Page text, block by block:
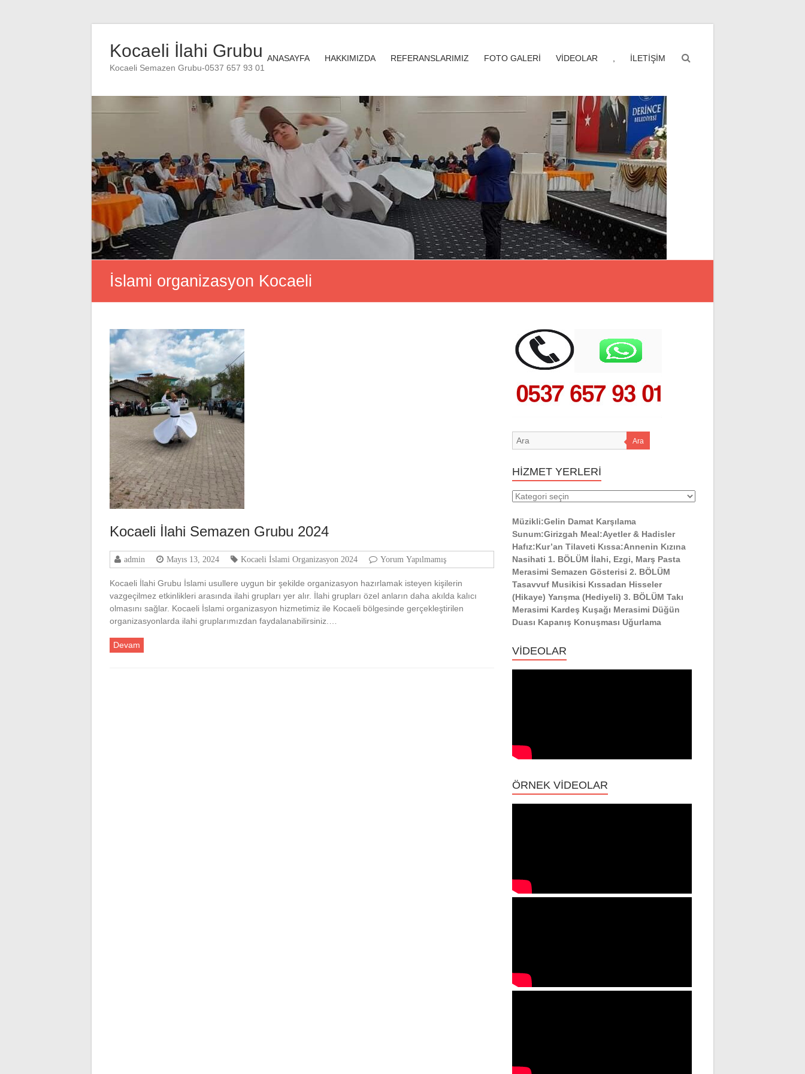
contentKocaeli İlahi Grubu
Kocaeli Semazen Grubu-0537 657 93 01
ANASAYFA HAKKIMIZDA REFERANSLARIMIZ FOTO GALERİ VİDEOLAR İLETİŞİM
İslami organizasyon Kocaeli
Kocaeli İlahi Semazen Grubu 2024
admin Mayıs 13, 2024 Kocaeli İslami Organizasyon 2024 Yorum Yapılmamış
Kocaeli İlahi Grubu İslami usullere uygun bir şekilde organizasyon hazırlamak isteyen kişilerin
vazgeçilmez etkinlikleri arasında ilahi grupları yer alır. İlahi grupları özel anların daha akılda kalıcı
olmasını sağlar. Kocaeli İslami organizasyon hizmetimiz ile Kocaeli bölgesinde gerçekleştirilen
organizasyonlarda ilahi gruplarımızdan faydalanabilirsiniz.…
Devam
Ara
HİZMET YERLERİ
HİZMET
Müzikli:Gelin Damat Karşılama
Sunum:Girizgah Meal:Ayetler & Hadisler
Hafız:Kur’an Tilaveti Kıssa:Annenin Kızına
Nasihati 1. BÖLÜM İlahi, Ezgi, Marş Pasta
Merasimi Semazen Gösterisi 2. BÖLÜM
Tasavvuf Musikisi Kıssadan Hisseler
(Hikaye) Yarışma (Hediyeli) 3. BÖLÜM Takı
Merasimi Kardeş Kuşağı Merasimi Düğün
Duası Kapanış Konuşması Uğurlama
VİDEOLAR
ÖRNEK VİDEOLAR